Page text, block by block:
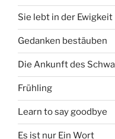
Sie lebt in der Ewigkeit
Gedanken bestäuben
Die Ankunft des
Frühling
Learn to say goodbye
Es ist nur Ein Wort